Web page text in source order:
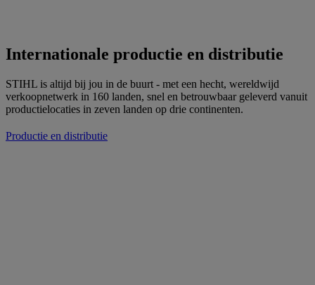
Internationale productie en distributie
STIHL is altijd bij jou in de buurt - met een hecht, wereldwijd
verkoopnetwerk in 160 landen, snel en betrouwbaar geleverd vanuit
productielocaties in zeven landen op drie continenten.
Productie en distributie